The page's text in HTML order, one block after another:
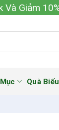
Và Giảm
Quà